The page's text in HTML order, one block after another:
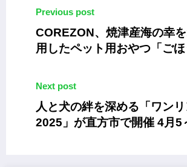
Previous post
COREZON、焼津産海の幸
用したペット用おやつ「ご
Next post
人と犬の絆を深める「ワン
2025」が直方市で開催 4月5